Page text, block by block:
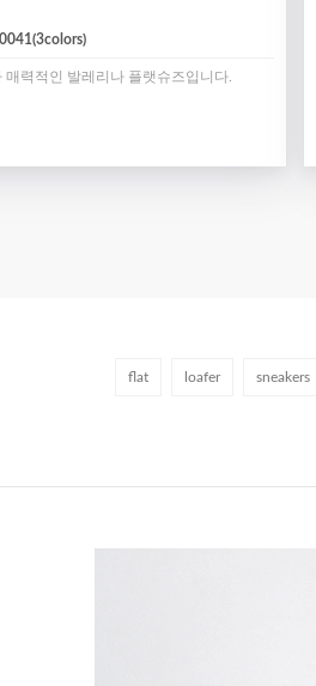
매력적인 발레리나 플랫슈즈입니다.
flat loafer sneakers